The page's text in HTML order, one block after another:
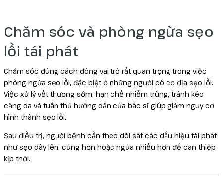
Chăm sóc và phòng ngừa sẹo
lồi tái phát
Chăm sóc đúng cách đóng vai trò rất quan trọng trong việc
phòng ngừa sẹo lồi, đặc biệt ở những người có cơ địa sẹo lồi.
Việc xử lý vết thương sớm, hạn chế nhiễm trùng, tránh kéo
căng da và tuân thủ hướng dẫn của bác sĩ giúp giảm nguy cơ
hình thành sẹo lồi.
Sau điều trị, người bệnh cần theo dõi sát các dấu hiệu tái phát
như sẹo dày lên, cứng hơn hoặc ngứa nhiều hơn để can thiệp
kịp thời.